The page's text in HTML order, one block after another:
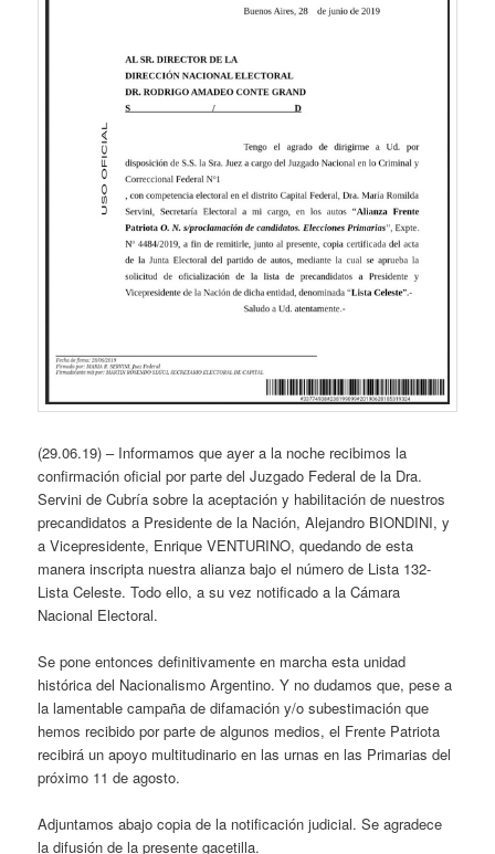
(29.06.19) – Informamos que ayer a la noche recibimos la
confirmación oficial por parte del Juzgado Federal de la Dra.
Servini de Cubría sobre la aceptación y habilitación de nuestros
precandidatos a Presidente de la Nación, Alejandro BIONDINI, y
a Vicepresidente, Enrique VENTURINO, quedando de esta
manera inscripta nuestra alianza bajo el número de Lista 132-
Lista Celeste. Todo ello, a su vez notificado a la Cámara
Nacional Electoral.
Se pone entonces definitivamente en marcha esta unidad
histórica del Nacionalismo Argentino. Y no dudamos que, pese a
la lamentable campaña de difamación y/o subestimación que
hemos recibido por parte de algunos medios, el Frente Patriota
recibirá un apoyo multitudinario en las urnas en las Primarias del
próximo 11 de agosto.
Adjuntamos abajo copia de la notificación judicial. Se agradece
la difusión de la presente gacetilla.